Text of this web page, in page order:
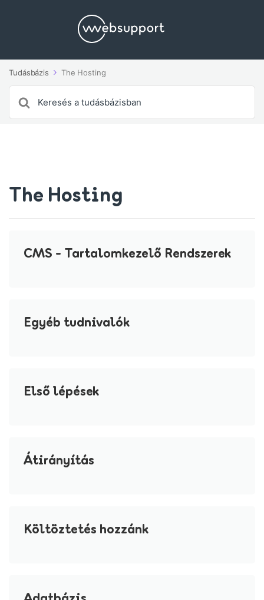
Tudásbázis The Hosting
For
The Hosting
CMS - Tartalomkezelő Rendszerek
Egyéb tudnivalók
Első lépések
Átirányítás
Költöztetés hozzánk